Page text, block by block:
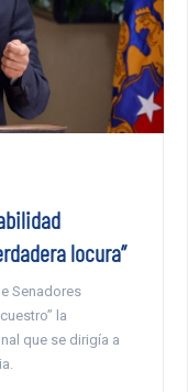
locura”
Senadores
la
que se dirigía a